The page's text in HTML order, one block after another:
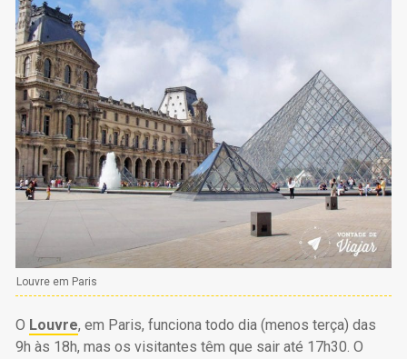
Louvre em Paris
O Louvre, em Paris, funciona todo dia (menos terça) das
9h às 18h, mas os visitantes têm que sair até 17h30. O